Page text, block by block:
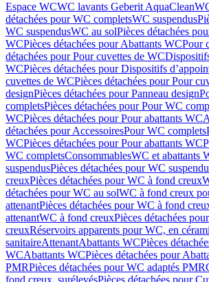
Espace WCWC lavants Geberit AquaClean
détachées pour WC completsWC suspendus
WC suspendusWC au solPièces détachées
WCPièces détachées pour Abattants WCPour
détachées pour Pour cuvettes de WC
WCPièces détachées pour Dispositifs
cuvettes de WCPièces détachées pour Pour
designPièces détachées pour Panneau design
completsPièces détachées pour Pour WC
WCPièces détachées pour Pour abattants WC
détachées pour AccessoiresPour WC complets
WCPièces détachées pour Pour abattants WC
WC completsConsommablesWC et abattants
suspendusPièces détachées pour WC
creuxPièces détachées pour WC à fond creux
détachées pour WC au solWC à fond creux
attenantPièces détachées pour WC à fond
attenantWC à fond creuxPièces détachées
creuxRéservoirs apparents pour WC, en
sanitaireAttenantAbattants WCPièces
WCAbattants WCPièces détachées pour
PMRPièces détachées pour WC adaptés PMR
fond creux, surélevésPièces détachées pour